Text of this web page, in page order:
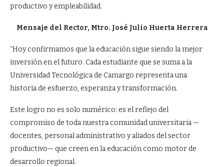
productivo y empleabilidad.
Mensaje del Rector, Mtro. José Julio Huerta Herrera
“Hoy confirmamos que la educación sigue siendo la mejor
inversión en el futuro. Cada estudiante que se suma a la
Universidad Tecnológica de Camargo representa una
historia de esfuerzo, esperanza y transformación.
Este logro no es solo numérico: es el reflejo del
compromiso de toda nuestra comunidad universitaria —
docentes, personal administrativo y aliados del sector
productivo— que creen en la educación como motor de
desarrollo regional.